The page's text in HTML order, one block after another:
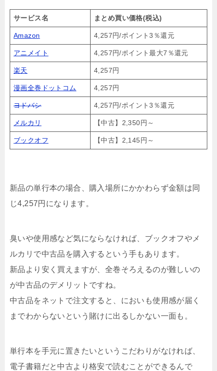
サービス名 まとめ買い価格(税込)
Amazon 4,257円/ポイント3％還元
アニメイト 4,257円/ポイント最大7％還元
楽天 4,257円
漫画全巻ドットコム 4,257円
ヨドバシ 4,257円/ポイント3％還元
メルカリ 【中古】2,350円～
ブックオフ 【中古】2,145円～
新品の単行本の場合、購入場所にかかわらず金額は同
じ4,257円になります。
臭いや使用感など気にならなければ、ブックオフやメ
ルカリで中古品を購入するという手もあります。
新品より安く買えますが、全巻そろえるのが難しいの
が中古品のデメリットですね。
中古品をネットで注文すると、においも使用感が届く
までわからないという賭けに出るしかない一面も。
単行本を手元に置きたいというこだわりがなければ、
電子書籍だと中古より格安で読むことができるんで